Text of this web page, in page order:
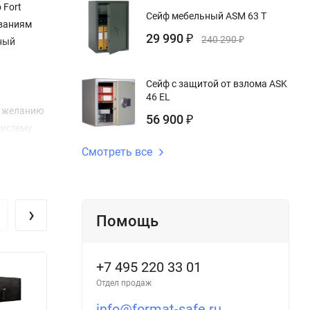
Fort
желанию
›
Сейф мебельный ASM 63 T
29 990 ₽ 240 290₽
Сейф с защитой от взлома ASK
46 EL
56 900 ₽
Смотреть все
Помощь
+7 495 220 33 01
Отдел продаж